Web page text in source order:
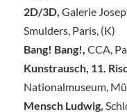
2D/3D, Galerie
Smulders, Paris, (K)
Bang! Bang!, CCA,
Kunstrausch, 11.
Nationalmuseum,
Mensch Ludwig,